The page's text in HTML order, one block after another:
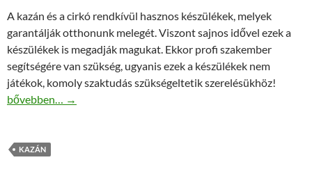
A kazán és a cirkó rendkívül hasznos készülékek, melyek
garantálják otthonunk melegét. Viszont sajnos idővel ezek a
készülékek is megadják magukat. Ekkor profi szakember
segítségére van szükség, ugyanis ezek a készülékek nem
játékok, komoly szaktudás szükségeltetik szerelésükhöz!
Bízza a kazán, cirkó javítását szakemberre!
bővebben… →
KAZÁN